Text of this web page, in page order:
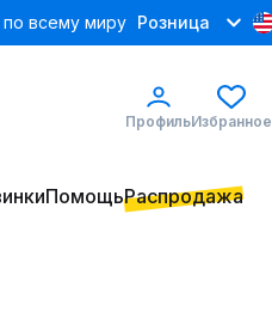
всему миру Розница
ПрофильИзбранное
ПомощьРаспродажа